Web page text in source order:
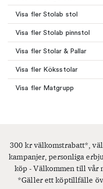
Visa fler Stolab stol
Visa fler Stolab pinnstol
Visa fler Stolar & Pallar
Visa fler Köksstolar
Visa fler Matgrupp
300 kr välkomstrabatt*,
kampanjer, personliga
köp - Välkommen till vår
*Gäller ett köptillfälle